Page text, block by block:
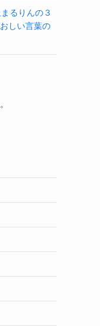
るりんの３
しい言葉の